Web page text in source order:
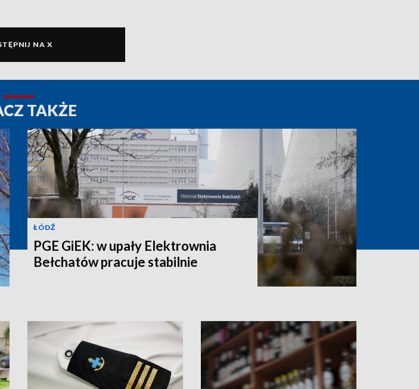
NA X
TAKŻE
ŁÓDŹ
PGE GiEK: w upały Elektrownia
Bełchatów pracuje stabilnie